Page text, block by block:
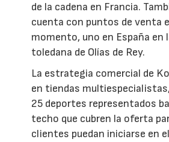
de la cadena en Francia.
cuenta con puntos de venta
momento, uno en España en
toledana de Olías de Rey.
La estrategia comercial de
en tiendas
25 deportes representados
techo que cubren la oferta
clientes puedan iniciarse en